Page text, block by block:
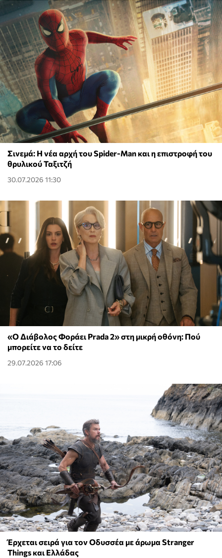
Σινεμά: Η νέα αρχή του Spider-Man και η επιστροφή του
θρυλικού Ταξιτζή
30.07.2026 11:30
«Ο Διάβολος Φοράει Prada 2» στη μικρή οθόνη: Πού
μπορείτε να το δείτε
29.07.2026 17:06
Έρχεται σειρά για τον Οδυσσέα με άρωμα Stranger
Things και Ελλάδας